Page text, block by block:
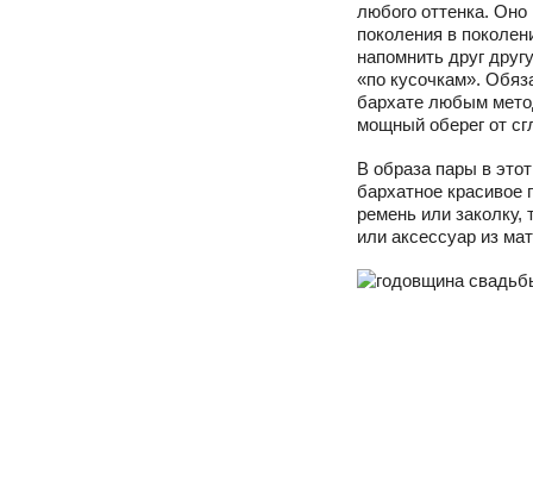
любого оттенка.
поколения в
напомнить друг
«по кусочкам».
бархате любым
мощный оберег от
В образа пары в
бархатное красивое
ремень или
или аксессуар из